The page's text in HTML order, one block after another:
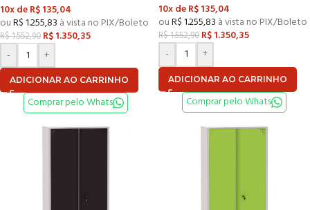
10x deR$135,04
ouR$1.255,83 à vista no PIX/Boleto
R$1.552,90 R$1.350,35
-
+
ADICIONAR AO CARRINHO
Comprar pelo Whats
10x deR$135,04
ouR$1.255,83 à vista no PIX/Boleto
R$1.552,90 R$1.350,35
-
+
ADICIONAR AO CARRINHO
Comprar pelo Whats